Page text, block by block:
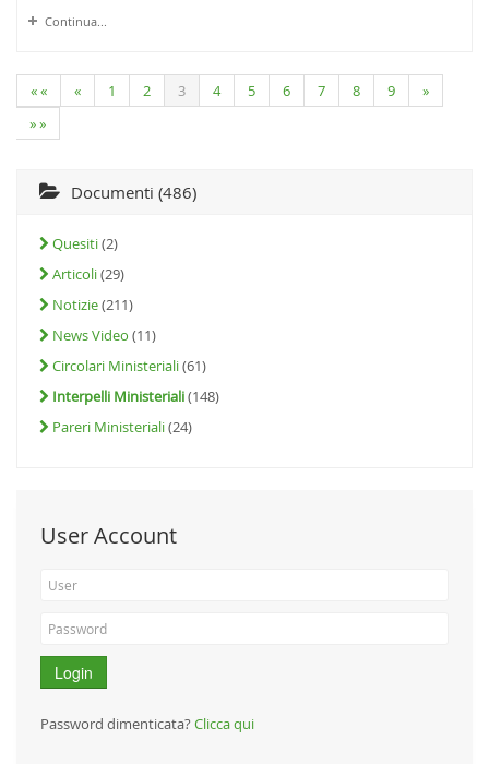
Continua...
« « « 1 2 3 4 5 6 7 8 9
»
» »
Documenti (486)
Quesiti(2)
Articoli(29)
Notizie(211)
News Video (11)
Circolari Ministeriali(61)
Interpelli Ministeriali(148)
Pareri Ministeriali(24)
User Account
Login
Password dimenticata?Clicca qui